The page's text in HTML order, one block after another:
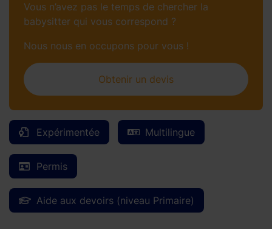
Expérimentée Multilingue
Permis
Aide aux devoirs (niveau Primaire)
Vous n’avez pas le temps de chercher la
babysitter qui vous correspond ?
Nous nous en occupons pour vous !
Obtenir un devis